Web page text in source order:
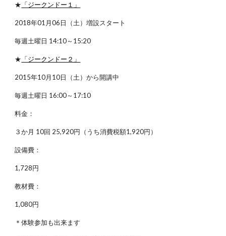
★ 「ジークンドー１」
2018年01月06日（土）増設スタート
毎週土曜日 14:10～15:20
★ 「ジークンドー２」
2015年10月10日（土）から開講中
毎週土曜日 16:00～17:10
料金：
３か月 10回 25,920円（うち消費税額1,920円）
設備費：
1,728円
教材費：
1,080円
＊体験参加も出来ます